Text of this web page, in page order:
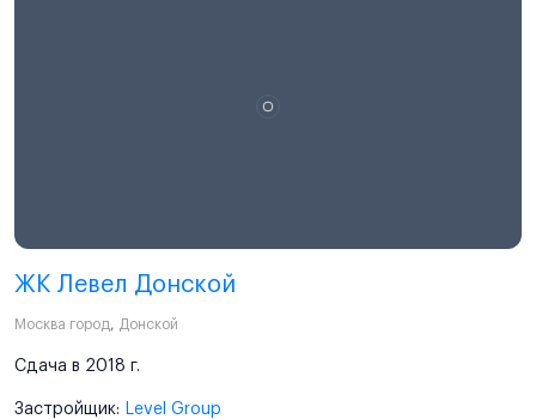
ЖК Левел Донской
Москва город, Донской
Сдача в 2018 г.
Застройщик: Level Group